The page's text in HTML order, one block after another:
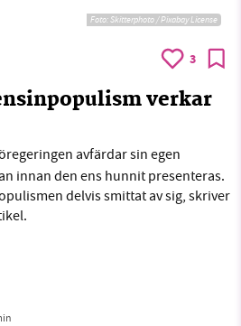
Foto:Skitterphoto / Pixabay License
3
verkar
avfärdar sin egen
innan den ens hunnit presenteras.
delvis smittat av sig, skriver